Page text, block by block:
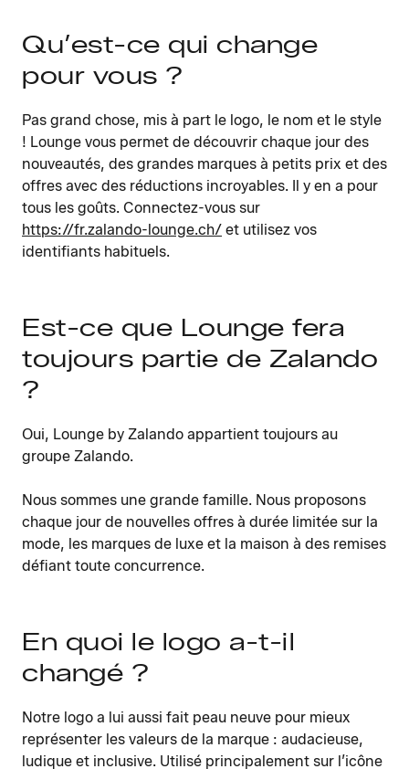
Qu’est-ce qui change
pour vous ?
Pas grand chose, mis à part le logo, le nom et le style
! Lounge vous permet de découvrir chaque jour des
nouveautés, des grandes marques à petits prix et des
offres avec des réductions incroyables. Il y en a pour
tous les goûts. Connectez-vous sur
https://fr.zalando-lounge.ch/ et utilisez vos
identifiants habituels.
Est-ce que Lounge fera
toujours partie de Zalando
?
Oui, Lounge by Zalando appartient toujours au
groupe Zalando.
Nous sommes une grande famille. Nous proposons
chaque jour de nouvelles offres à durée limitée sur la
mode, les marques de luxe et la maison à des remises
défiant toute concurrence.
En quoi le logo a-t-il
changé ?
Notre logo a lui aussi fait peau neuve pour mieux
représenter les valeurs de la marque : audacieuse,
ludique et inclusive. Utilisé principalement sur l’icône